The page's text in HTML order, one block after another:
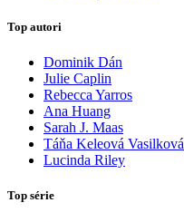
Top autori
Dominik Dán
Julie Caplin
Rebecca Yarros
Ana Huang
Sarah J. Maas
Táňa Keleová Vasilková
Lucinda Riley
Top série